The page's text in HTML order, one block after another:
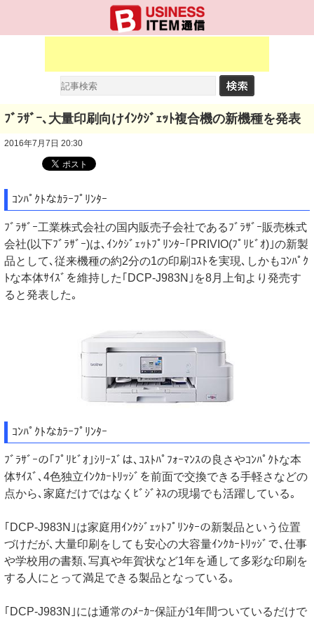
ﾌﾞﾗｻﾞｰ､大量印刷向けｲﾝｸｼﾞｪｯﾄ複合機の新機種を発表
2016年7月7日 20:30
ｺﾝﾊﾟｸﾄなｶﾗｰﾌﾟﾘﾝﾀｰ
ﾌﾞﾗｻﾞｰ工業株式会社の国内販売子会社であるﾌﾞﾗｻﾞｰ販売株式
会社(以下ﾌﾞﾗｻﾞｰ)は､ｲﾝｸｼﾞｪｯﾄﾌﾟﾘﾝﾀｰ｢PRIVIO(ﾌﾟﾘﾋﾞｵ)｣の新製
品として､従来機種の約2分の1の印刷ｺｽﾄを実現､しかもｺﾝﾊﾟｸ
ﾄな本体ｻｲｽﾞを維持した｢DCP-J983N｣を8月上旬より発売す
ると発表した｡
ｺﾝﾊﾟｸﾄなｶﾗｰﾌﾟﾘﾝﾀｰ
ﾌﾞﾗｻﾞｰの｢ﾌﾟﾘﾋﾞｵ｣ｼﾘｰｽﾞは､ｺｽﾄﾊﾟﾌｫｰﾏﾝｽの良さやｺﾝﾊﾟｸﾄな本
体ｻｲｽﾞ､4色独立ｲﾝｸｶｰﾄﾘｯｼﾞを前面で交換できる手軽さなどの
点から､家庭だけではなくﾋﾞｼﾞﾈｽの現場でも活躍している｡
｢DCP-J983N｣は家庭用ｲﾝｸｼﾞｪｯﾄﾌﾟﾘﾝﾀｰの新製品という位置
づけだが､大量印刷をしても安心の大容量ｲﾝｸｶｰﾄﾘｯｼﾞで､仕事
や学校用の書類､写真や年賀状など1年を通して多彩な印刷を
する人にとって満足できる製品となっている｡
｢DCP-J983N｣には通常のﾒｰｶｰ保証が1年間ついているだけで